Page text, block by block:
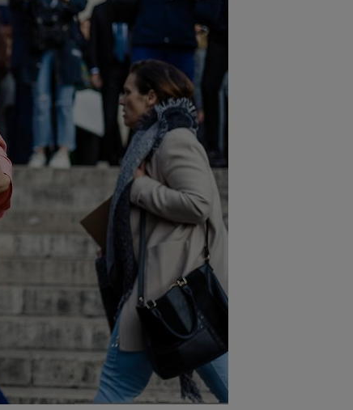
identyfikacji.
reklam i treści,